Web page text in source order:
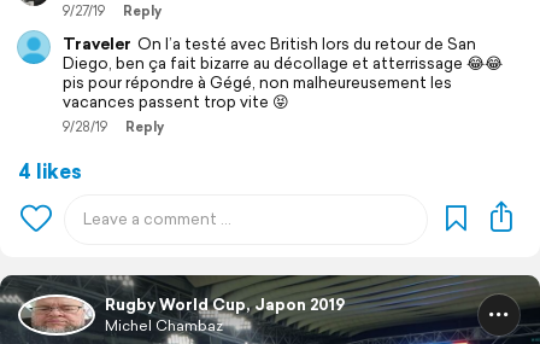
9/27/19 Reply
Traveler On l’a testé avec British lors du retour de San
Diego, ben ça fait bizarre au décollage et atterrissage 😂😂
pis pour répondre à Gégé, non malheureusement les
vacances passent trop vite 😝
9/28/19 Reply
4 likes
Rugby World Cup, Japon 2019
Michel Chambaz